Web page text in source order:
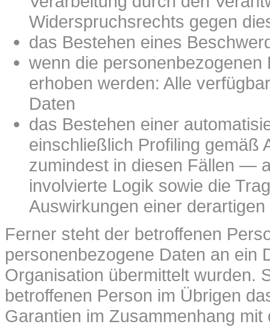
Widerspruchsrechts gegen
das Bestehen eines
wenn die
erhoben werden: Alle
Daten
das Bestehen einer
einschließlich Profiling
zumindest in diesen Fällen —
involvierte Logik sowie die
Auswirkungen einer
Ferner steht der betroffenen
personenbezogene Daten an ein
Organisation übermittelt wurden.
betroffenen Person im Übrigen
Garantien im Zusammenhang